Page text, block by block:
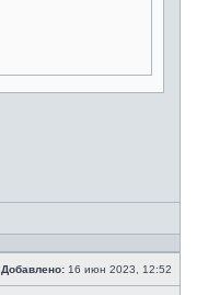
Добавлено: 16 июн 2023, 12:52